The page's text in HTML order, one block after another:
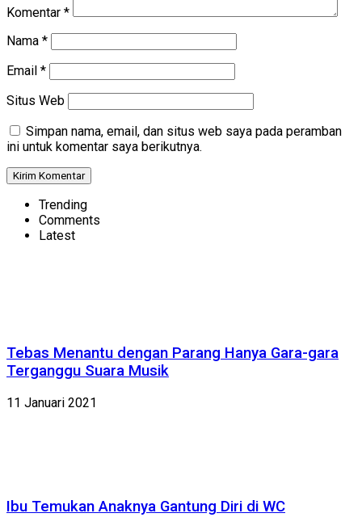
Komentar *
Nama *
Email *
Situs Web
Simpan nama, email, dan situs web saya pada peramban
ini untuk komentar saya berikutnya.
Trending
Comments
Latest
Tebas Menantu dengan Parang Hanya Gara-gara
Terganggu Suara Musik
11 Januari 2021
Ibu Temukan Anaknya Gantung Diri di WC